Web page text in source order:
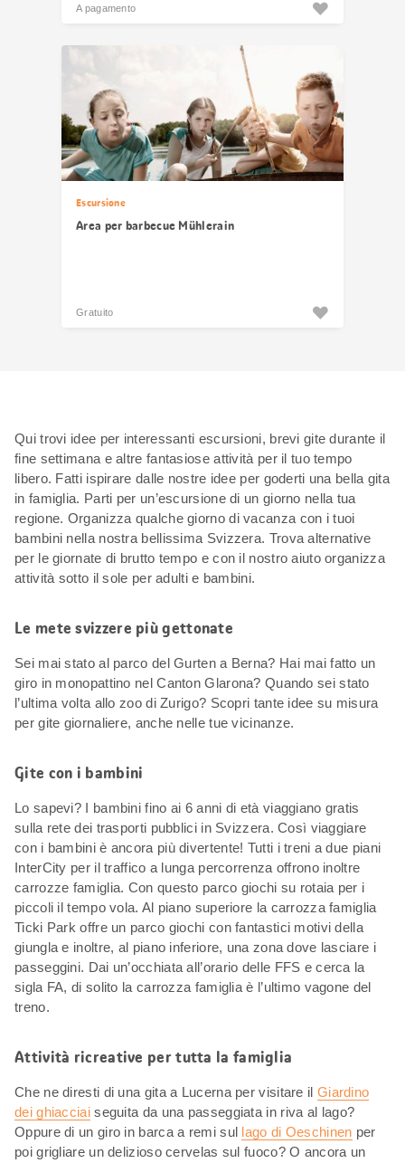
A pagamento
Escursione
Area per barbecue Mühlerain
Gratuito
Qui trovi idee per interessanti escursioni, brevi gite durante il
fine settimana e altre fantasiose attività per il tuo tempo
libero. Fatti ispirare dalle nostre idee per goderti una bella gita
in famiglia. Parti per un’escursione di un giorno nella tua
regione. Organizza qualche giorno di vacanza con i tuoi
bambini nella nostra bellissima Svizzera. Trova alternative
per le giornate di brutto tempo e con il nostro aiuto organizza
attività sotto il sole per adulti e bambini.
Le mete svizzere più gettonate
Sei mai stato al parco del Gurten a Berna? Hai mai fatto un
giro in monopattino nel Canton Glarona? Quando sei stato
l’ultima volta allo zoo di Zurigo? Scopri tante idee su misura
per gite giornaliere, anche nelle tue vicinanze.
Gite con i bambini
Lo sapevi? I bambini fino ai 6 anni di età viaggiano gratis
sulla rete dei trasporti pubblici in Svizzera. Così viaggiare
con i bambini è ancora più divertente! Tutti i treni a due piani
InterCity per il traffico a lunga percorrenza offrono inoltre
carrozze famiglia. Con questo parco giochi su rotaia per i
piccoli il tempo vola. Al piano superiore la carrozza famiglia
Ticki Park offre un parco giochi con fantastici motivi della
giungla e inoltre, al piano inferiore, una zona dove lasciare i
passeggini. Dai un’occhiata all’orario delle FFS e cerca la
sigla FA, di solito la carrozza famiglia è l’ultimo vagone del
treno.
Attività ricreative per tutta la famiglia
Che ne diresti di una gita a Lucerna per visitare il Giardino
dei ghiacciaiseguita da una passeggiata in riva al lago?
Oppure di un giro in barca a remi sul lago di Oeschinen per
poi grigliare un delizioso cervelas sul fuoco? O ancora un